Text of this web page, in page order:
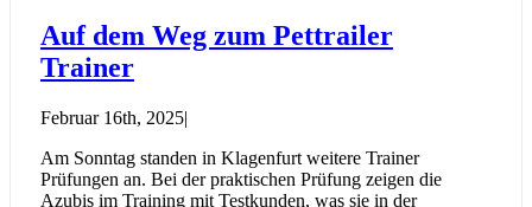
Auf dem Weg zum Pettrailer
Trainer
Februar 16th, 2025|
Am Sonntag standen in Klagenfurt weitere Trainer
Prüfungen an. Bei der praktischen Prüfung zeigen die
Azubis im Training mit Testkunden, was sie in der